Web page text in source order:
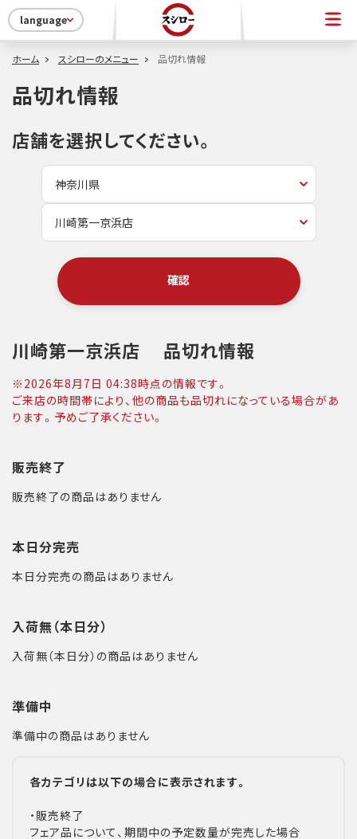
language
ホーム スシローのメニュー 品切れ情報
品切れ情報
店舗を選択してください。
確認
川崎第一京浜店 品切れ情報
※ 2026年8月7日 04:38時点の情報です。
ご来店の時間帯により、他の商品も品切れになっている場合があ
ります。予めご了承ください。
販売終了
販売終了の商品はありません
本日分完売
本日分完売の商品はありません
入荷無（本日分）
入荷無（本日分）の商品はありません
準備中
準備中の商品はありません
各カテゴリは以下の場合に表示されます。
・販売終了
フェア品について、期間中の予定数量が完売した場合